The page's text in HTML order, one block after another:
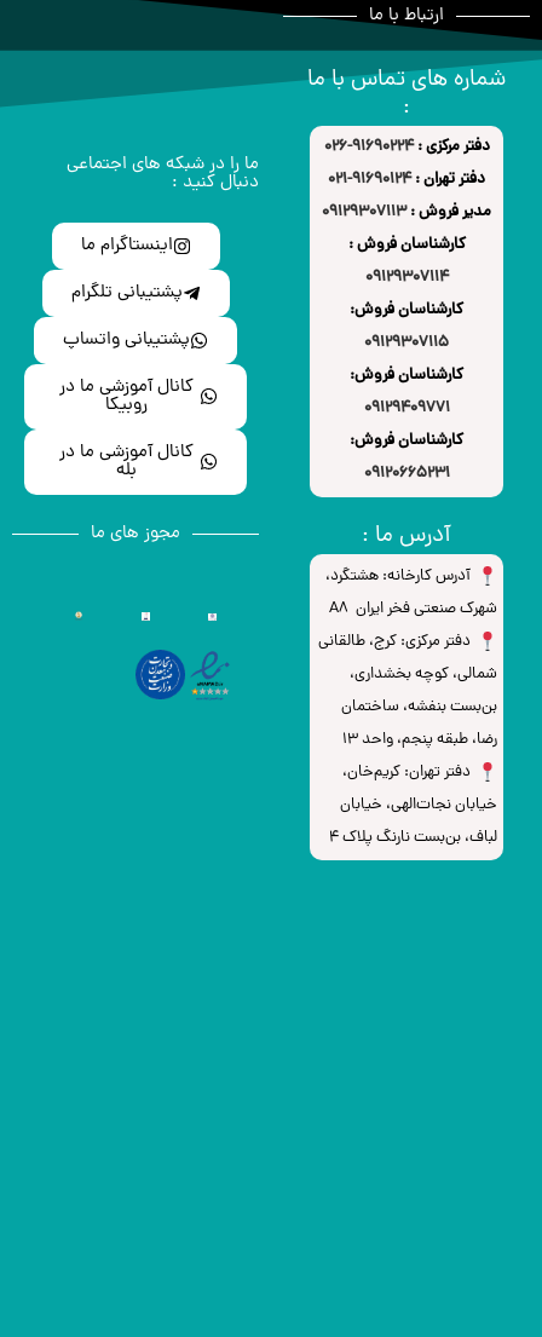
ارتباط با ما
شماره های تماس با ما
:
دفتر مرکزی :91690224-026
دفتر تهران :91690124-021
مدیر فروش :09129307113
کارشناسان فروش :
09129307114
کارشناسان فروش:
09129307115
کارشناسان فروش:
09129409771
کارشناسان فروش:
09120665231
آدرس ما :
آدرس کارخانه: هشتگرد،
شهرک صنعتی فخر ایران A8
دفتر مرکزی: کرج، طالقانی
شمالی، کوچه بخشداری،
بن‌بست بنفشه، ساختمان
رضا، طبقه پنجم، واحد ۱۳
دفتر تهران: کریم‌خان،
خیابان نجات‌الهی، خیابان
لباف، بن‌بست نارنگ پلاک 4
ما را در شبکه های اجتماعی
دنبال کنید :
اینستاگرام ما
پشتیبانی تلگرام
پشتیبانی واتساپ
کانال آموزشی ما در
روبیکا
کانال آموزشی ما در
بله
مجوز های ما